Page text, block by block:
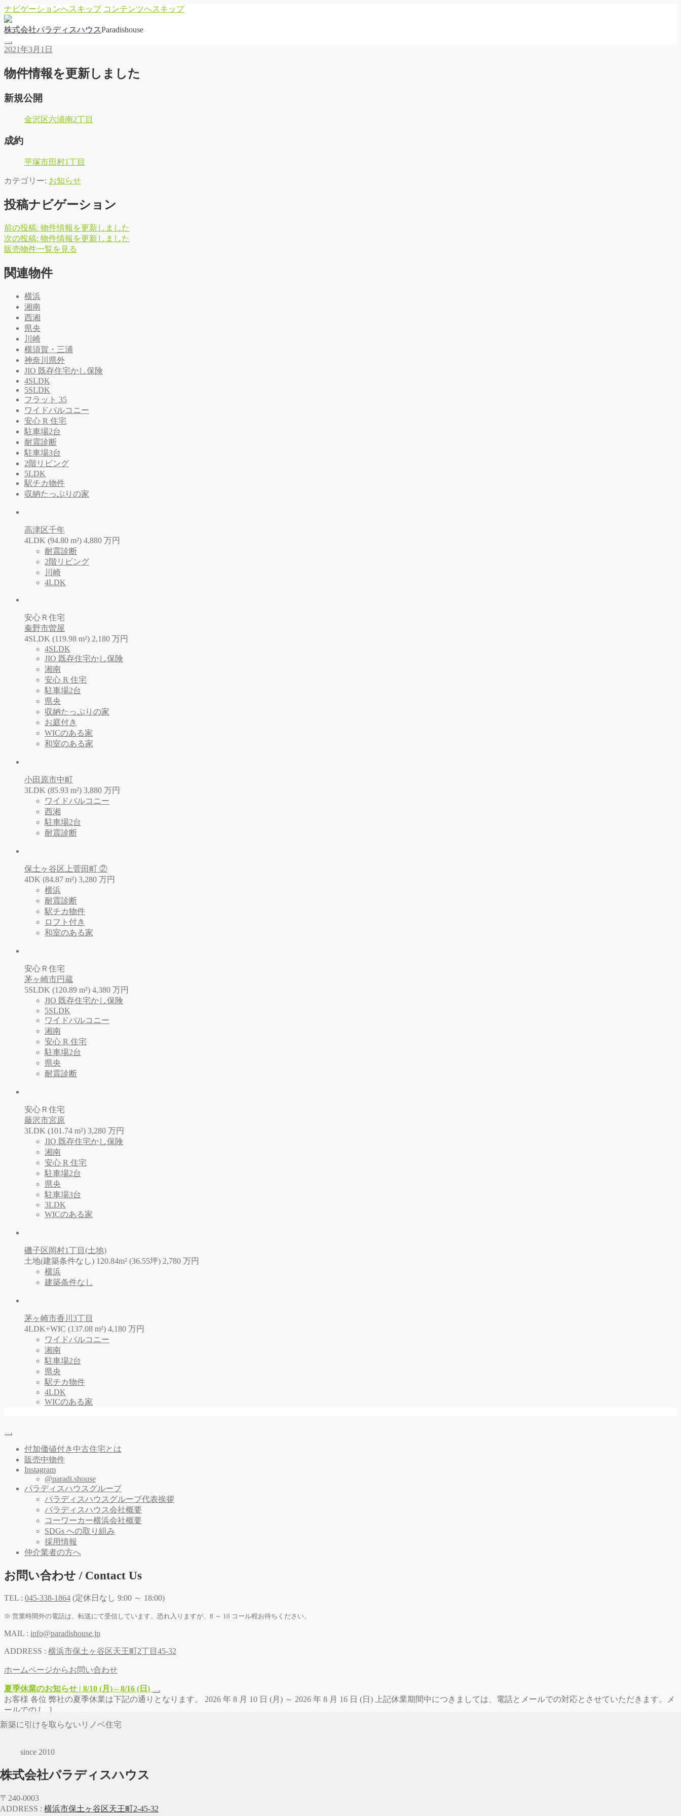
ナビゲーションへスキップ コンテンツへスキップ
株式会社パラディ スハウ スParadishouse
2021年3月1日
物件情報を更新しました
新規公開
金沢区六浦南2丁目
成約
平塚市田村1丁目
カテゴリー: お知らせ
投稿ナビゲーション
前の投稿: 物件情報を更新しました
次の投稿: 物件情報を更新しました
販売物件一覧を 見る
関連物件
横浜
湘南
西湘
県央
川崎
横須賀・三浦
神奈川県外
JIO 既存住宅かし保険
4SLDK
5SLDK
フラット 35
ワイドバルコニー
安心 R 住宅
駐車場2台
耐震診断
駐車場3台
2階リビング
5LDK
駅チカ物件
収納たっぷりの家
高津区千年
4LDK (94.80 m²) 4,880 万円
耐震診断
2階リビング
川崎
4LDK
安心Ｒ住宅
秦野市曽屋
4SLDK (119.98 m²) 2,180 万円
4SLDK
JIO 既存住宅かし保険
湘南
安心 R 住宅
駐車場2台
県央
収納たっぷりの家
お庭付き
WICのある家
和室のある家
小田原市中町
3LDK (85.93 m²) 3,880 万円
ワイドバルコニー
西湘
駐車場2台
耐震診断
保土ヶ谷区上菅田町 ②
4DK (84.87 m²) 3,280 万円
横浜
耐震診断
駅チカ物件
ロフト付き
和室のある家
安心Ｒ住宅
茅ヶ崎市円蔵
5SLDK (120.89 m²) 4,380 万円
JIO 既存住宅かし保険
5SLDK
ワイドバルコニー
湘南
安心 R 住宅
駐車場2台
県央
耐震診断
安心Ｒ住宅
藤沢市宮原
3LDK (101.74 m²) 3,280 万円
JIO 既存住宅かし保険
湘南
安心 R 住宅
駐車場2台
県央
駐車場3台
3LDK
WICのある家
磯子区岡村1丁目(土地)
土地(建築条件なし) 120.84m² (36.55坪) 2,780 万円
横浜
建築条件なし
茅ヶ崎市香川3丁目
4LDK+WIC (137.08 m²) 4,180 万円
ワイドバルコニー
湘南
駐車場2台
県央
駅チカ物件
4LDK
WICのある家
新築に引けを取らないリノベ住宅
since 2010
株式会社パラディスハウス
〒240-0003
ADDRESS : 横浜市保土ヶ谷区天王町2-45-32
付加価値付き中古住宅とは
販売中物件
Instagram
@paradi.shouse
パラディスハウスグループ
パラディスハウスグループ代表挨拶
パラディスハウス会社概要
コーワーカー横浜会社概要
SDGs への取り組み
採用情報
仲介業者の方へ
お問い合わせ / Contact Us
TEL : 045-338-1864 (定休日なし 9:00 ～ 18:00)
※ 営業時間外の電話は、転送にて受信しています。恐れ入りますが、8 ～ 10 コール程お待ちください。
MAIL : info@paradishouse.jp
ADDRESS : 横浜市保土ヶ谷区天王町2丁目45-32
ホームページからお問い合わせ
夏季休業のお知らせ | 8/10 (月) – 8/16 (日)
お客様 各位 弊社の夏季休業は下記の通りとなります。 2026 年 8 月 10 日 (月) ～ 2026 年 8 月 16 日 (日) 上記休業期間中につきましては、電話とメールでの対応とさせていただきます。メ
ールでの […]